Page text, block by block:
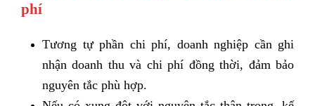
phí
Tương tự phần chi phí, doanh nghiệp cần ghi
nhận doanh thu và chi phí đồng thời, đảm bảo
nguyên tắc phù hợp.